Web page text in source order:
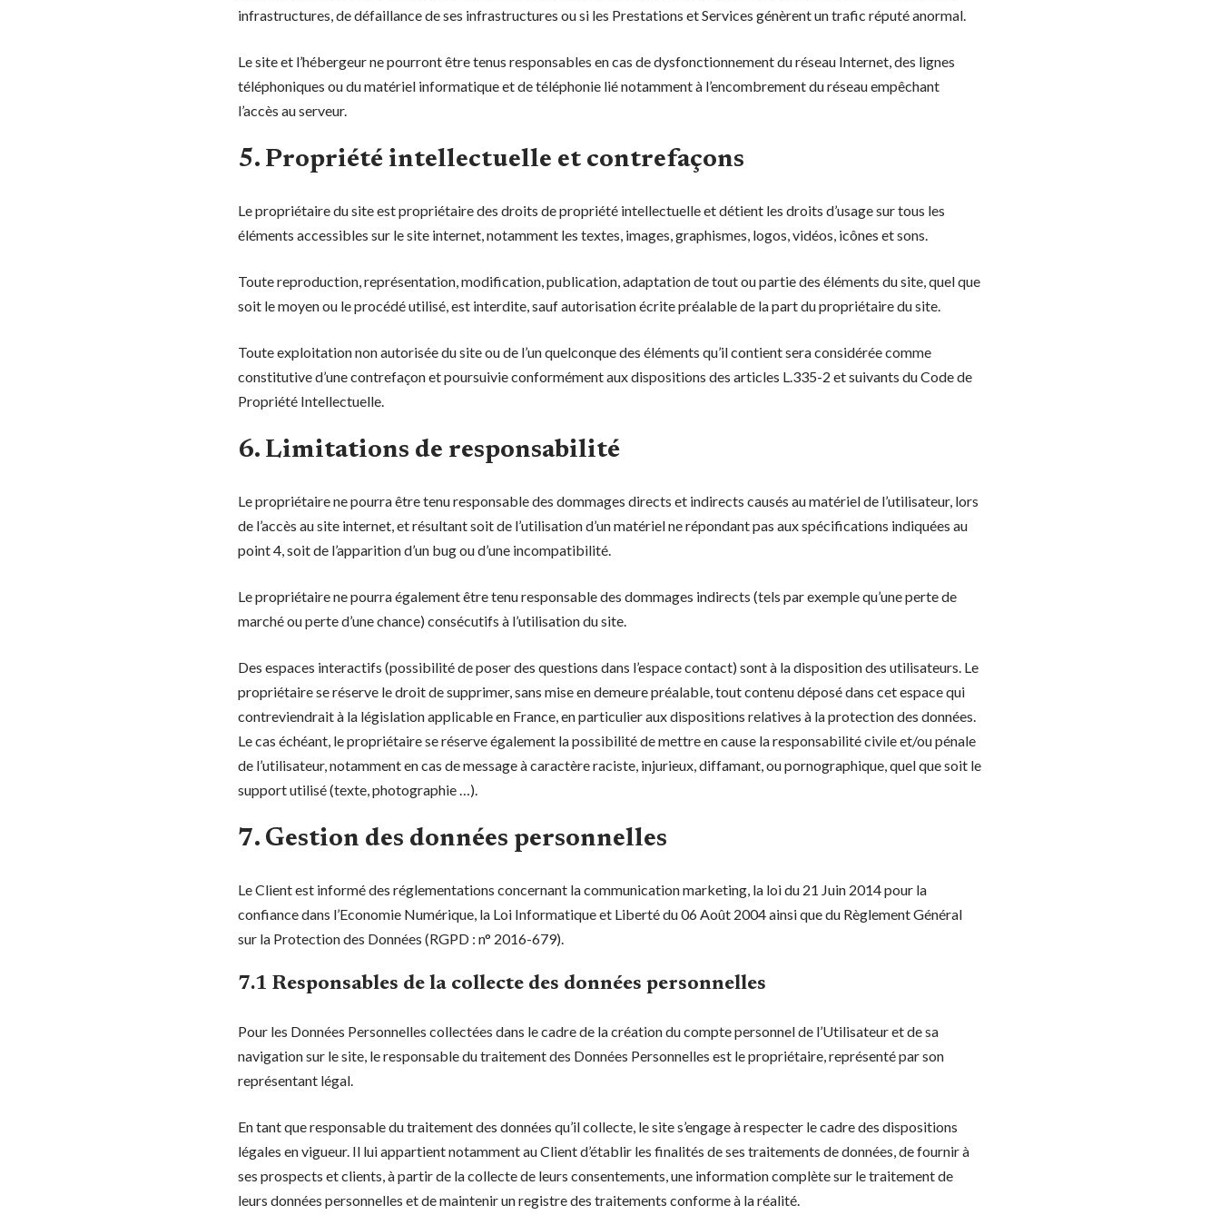
infrastructures, de défaillance de ses infrastructures ou si les Prestations et Services génèrent un trafic réputé anormal.
Le site et l’hébergeur ne pourront être tenus responsables en cas de dysfonctionnement du réseau Internet, des lignes
téléphoniques ou du matériel informatique et de téléphonie lié notamment à l’encombrement du réseau empêchant
l’accès au serveur.
5. Propriété intellectuelle et contrefaçons
Le propriétaire du site est propriétaire des droits de propriété intellectuelle et détient les droits d’usage sur tous les
éléments accessibles sur le site internet, notamment les textes, images, graphismes, logos, vidéos, icônes et sons.
Toute reproduction, représentation, modification, publication, adaptation de tout ou partie des éléments du site, quel que
soit le moyen ou le procédé utilisé, est interdite, sauf autorisation écrite préalable de la part du propriétaire du site.
Toute exploitation non autorisée du site ou de l’un quelconque des éléments qu’il contient sera considérée comme
constitutive d’une contrefaçon et poursuivie conformément aux dispositions des articles L.335-2 et suivants du Code de
Propriété Intellectuelle.
6. Limitations de responsabilité
Le propriétaire ne pourra être tenu responsable des dommages directs et indirects causés au matériel de l’utilisateur, lors
de l’accès au site internet, et résultant soit de l’utilisation d’un matériel ne répondant pas aux spécifications indiquées au
point 4, soit de l’apparition d’un bug ou d’une incompatibilité.
Le propriétaire ne pourra également être tenu responsable des dommages indirects (tels par exemple qu’une perte de
marché ou perte d’une chance) consécutifs à l’utilisation du site.
Des espaces interactifs (possibilité de poser des questions dans l’espace contact) sont à la disposition des utilisateurs. Le
propriétaire se réserve le droit de supprimer, sans mise en demeure préalable, tout contenu déposé dans cet espace qui
contreviendrait à la législation applicable en France, en particulier aux dispositions relatives à la protection des données.
Le cas échéant, le propriétaire se réserve également la possibilité de mettre en cause la responsabilité civile et/ou pénale
de l’utilisateur, notamment en cas de message à caractère raciste, injurieux, diffamant, ou pornographique, quel que soit le
support utilisé (texte, photographie …).
7. Gestion des données personnelles
Le Client est informé des réglementations concernant la communication marketing, la loi du 21 Juin 2014 pour la
confiance dans l’Economie Numérique, la Loi Informatique et Liberté du 06 Août 2004 ainsi que du Règlement Général
sur la Protection des Données (RGPD : n° 2016-679).
7.1 Responsables de la collecte des données personnelles
Pour les Données Personnelles collectées dans le cadre de la création du compte personnel de l’Utilisateur et de sa
navigation sur le site, le responsable du traitement des Données Personnelles est le propriétaire, représenté par son
représentant légal.
En tant que responsable du traitement des données qu’il collecte, le site s’engage à respecter le cadre des dispositions
légales en vigueur. Il lui appartient notamment au Client d’établir les finalités de ses traitements de données, de fournir à
ses prospects et clients, à partir de la collecte de leurs consentements, une information complète sur le traitement de
leurs données personnelles et de maintenir un registre des traitements conforme à la réalité.